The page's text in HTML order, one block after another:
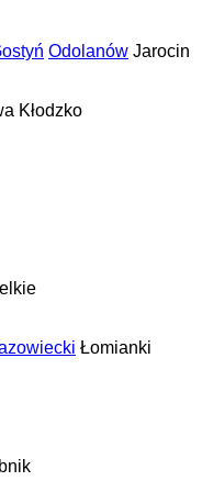
Odolanów Jarocin
Kłodzko
Łomianki